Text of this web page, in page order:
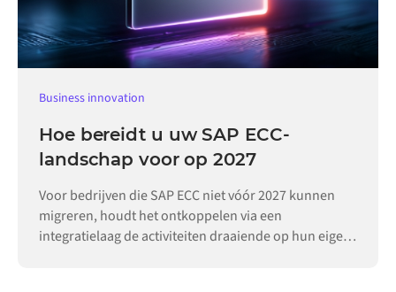
Business innovation
Hoe bereidt u uw SAP ECC-
landschap voor op 2027
Voor bedrijven die SAP ECC niet vóór 2027 kunnen
migreren, houdt het ontkoppelen via een
integratielaag de activiteiten draaiende op hun eigen